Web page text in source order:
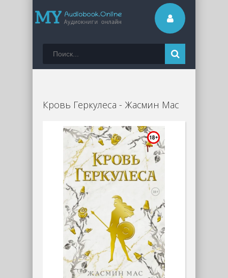
Кровь Геркулеса - Жасмин Мас